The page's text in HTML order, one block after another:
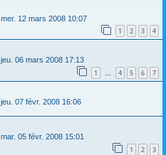
mer. 12 mars 2008 10:07
1 2 3 4
jeu. 06 mars 2008 17:13
1 … 4 5 6 7
jeu. 07 févr. 2008 16:06
mar. 05 févr. 2008 15:01
1 2 3